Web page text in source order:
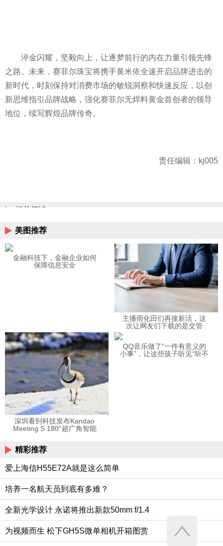
淬金闪耀，坚毅向上，让逐梦前行的内在力量引领先锋
之路。未来，赛菲尔珠宝将携手黄米依全速开启品牌进击的
新时代，时刻保持对消费市场的敏锐洞察和快速反应，以创
新思维指引品牌战略，强化赛菲尔无焊料黄金首创者的领导
地位，续写辉煌品牌传奇。
责任编辑：kj005
相关阅读
美图推荐
金融科技下，金融企业如何
保障信息安全
主播雨化田们再接新活，这
次让网友们下载的是交管
深圳看到科技发布Kandao
Meeting S 180°超广角智能
QQ音乐做了“一件有意义的
小事”，让这些孩子听见“听不
精彩推荐
爱上海信H55E72A就是这么简单
培养一名航天员到底有多难？
全新光学设计 永诺将推出新款50mm f/1.4
为视频而生 松下GH5S微单相机开箱图赏